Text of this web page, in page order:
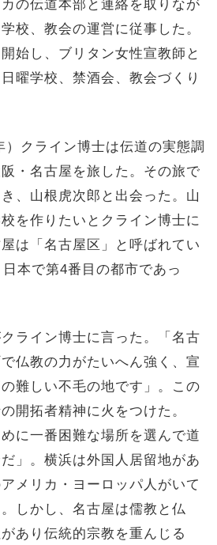
の伝道本部と連絡を取りなが
校、教会の運営に従事した。
始し、ブリタン女性宣教師と
曜学校、禁酒会、教会づくり
クライン博士は伝道の実態調
・名古屋を旅した。その旅で
、山根虎次郎と出会った。山
を作りたいとクライン博士に
は「名古屋区」と呼ばれてい
本で第4番目の都市であっ
ライン博士に言った。「名古
仏教の力がたいへん強く、宣
難しい不毛の地です」。この
開拓者精神に火をつけた。
めに一番困難な場所を選んで道
」。横浜は外国人居留地があ
メリカ・ヨーロッパ人がいて
しかし、名古屋は儒教と仏
あり伝統的宗教を重んじる